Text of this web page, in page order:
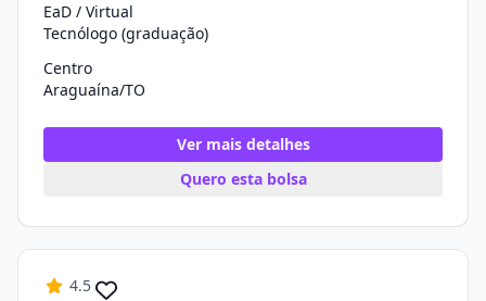
EaD / Virtual
Tecnólogo (graduação)
Centro
Araguaína/TO
Ver mais detalhes
Quero esta bolsa
4.5